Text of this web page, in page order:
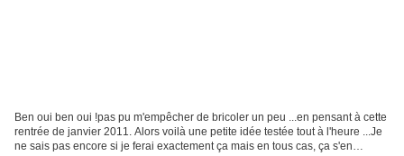
Ben oui ben oui !pas pu m'empêcher de bricoler un peu ...en pensant à cette
rentrée de janvier 2011. Alors voilà une petite idée testée tout à l'heure ...Je
ne sais pas encore si je ferai exactement ça mais en tous cas, ça s'en